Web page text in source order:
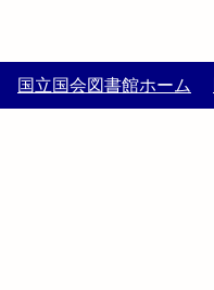
国立国会図書館ホーム